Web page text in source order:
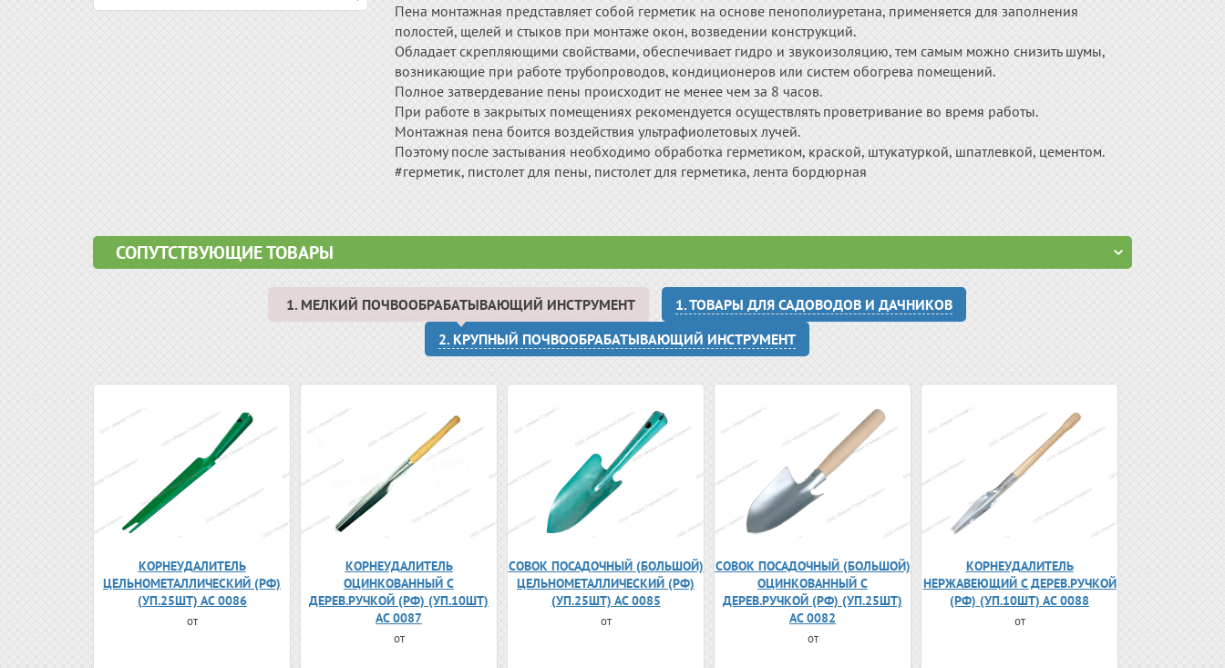
Пена монтажная представляет собой герметик на основе пенополиуретана, применяется для заполнения
полостей, щелей и стыков при монтаже окон, возведении конструкций.
Обладает скрепляющими свойствами, обеспечивает гидро и звукоизоляцию, тем самым можно снизить шумы,
возникающие при работе трубопроводов, кондиционеров или систем обогрева помещений.
Полное затвердевание пены происходит не менее чем за 8 часов.
При работе в закрытых помещениях рекомендуется осуществлять проветривание во время работы.
Монтажная пена боится воздействия ультрафиолетовых лучей.
Поэтому после застывания необходимо обработка герметиком, краской, штукатуркой, шпатлевкой, цементом.
#герметик, пистолет для пены, пистолет для герметика, лента бордюрная
СОПУТСТВУЮЩИЕ ТОВАРЫ
1. МЕЛКИЙ ПОЧВООБРАБАТЫВАЮЩИЙ ИНСТРУМЕНТ
1. ТОВАРЫ ДЛЯ САДОВОДОВ И ДАЧНИКОВ
2. КРУПНЫЙ ПОЧВООБРАБАТЫВАЮЩИЙ ИНСТРУМЕНТ
КОРНЕУДАЛИТЕЛЬ
ЦЕЛЬНОМЕТАЛЛИЧЕСКИЙ (РФ)
(УП.25ШТ) АС 0086
от
КОРНЕУДАЛИТЕЛЬ
ОЦИНКОВАННЫЙ С
ДЕРЕВ.РУЧКОЙ (РФ) (УП.10ШТ)
АС 0087
от
СОВОК ПОСАДОЧНЫЙ (БОЛЬШОЙ)
ЦЕЛЬНОМЕТАЛЛИЧЕСКИЙ (РФ)
(УП.25ШТ) АС 0085
от
СОВОК ПОСАДОЧНЫЙ (БОЛЬШОЙ)
ОЦИНКОВАННЫЙ С
ДЕРЕВ.РУЧКОЙ (РФ) (УП.25ШТ)
АС 0082
от
КОРНЕУДАЛИТЕЛЬ
НЕРЖАВЕЮЩИЙ С ДЕРЕВ.РУЧКОЙ
(РФ) (УП.10ШТ) АС 0088
от